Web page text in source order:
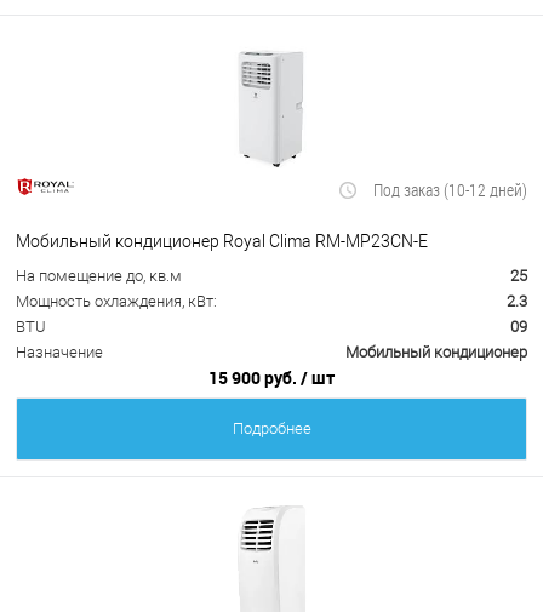
Под заказ (10-12 дней)
Мобильный кондиционер Royal Clima RM-MP23CN-E
На помещение до, кв.м
25
Мощность охлаждения, кВт:
2.3
BTU
09
Назначение
Мобильный кондиционер
15 900 руб. / шт
Подробнее